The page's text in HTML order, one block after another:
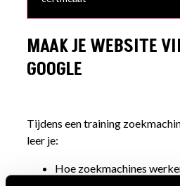
MAAK JE WEBSITE
GOOGLE
Tijdens een training
leer je:
Hoe zoekmachines